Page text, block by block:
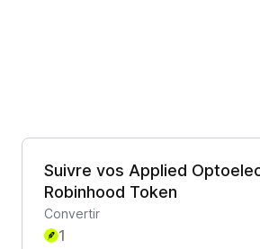
Suivre vos Applied
Robinhood Token
Convertir